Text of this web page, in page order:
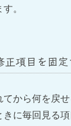
。
項目を固定
から何を戻
に毎回見る